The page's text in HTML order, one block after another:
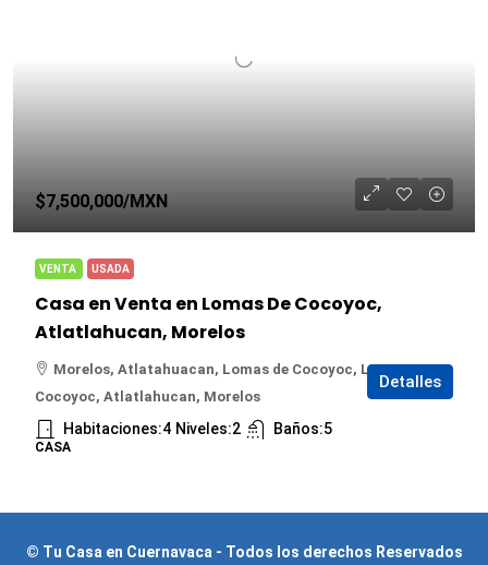
$7,500,000/MXN
VENTA USADA
Casa en Venta en Lomas De Cocoyoc,
Atlatlahucan, Morelos
Morelos, Atlatahuacan, Lomas de Cocoyoc, Lomas De
Cocoyoc, Atlatlahucan, Morelos
Habitaciones:4 Niveles:2 Baños:5
CASA
Detalles
© Tu Casa en Cuernavaca - Todos los derechos Reservados